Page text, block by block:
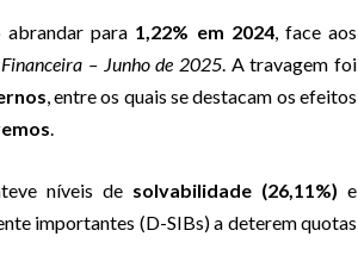
abrandar para 1,22% em 2024, face aos
– Junho de 2025. A travagem foi
, entre os quais se destacam os efeitos
.
níveis de solvabilidade (26,11%) e
importantes (D-SIBs) a deterem quotas